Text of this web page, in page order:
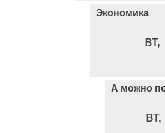
Экономика
А можно